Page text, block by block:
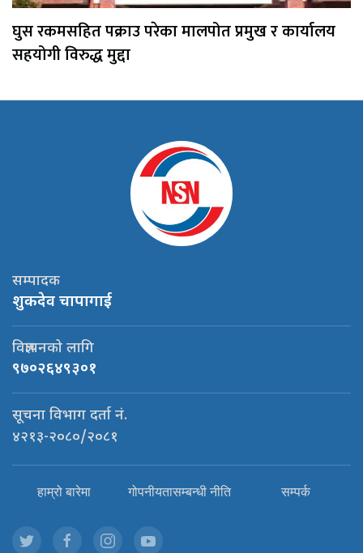
घुस रकमसहित पक्राउ परेका मालपोत प्रमुख र कार्यालय
सहयोगी विरुद्ध मुद्दा
सम्पादक
शुकदेव चापागाई
विज्ञापनको लागि
९७०२६४९३०१
सूचना विभाग दर्ता नं.
४२१३-२०८०/२०८१
हाम्रो बारेमा गोपनीयतासम्बन्धी नीति सम्पर्क